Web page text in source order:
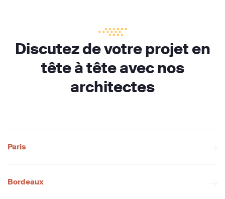
Discutez de votre projet en
tête à tête avec nos
architectes
Paris
Bordeaux